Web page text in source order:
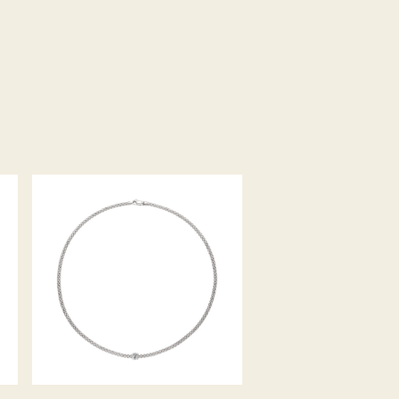
COLLIER PRIMA KOLLEKTION